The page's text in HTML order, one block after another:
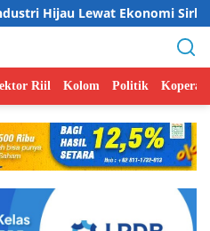
Ekonomi Sirkular
Riil Kolom Politik Koperasi